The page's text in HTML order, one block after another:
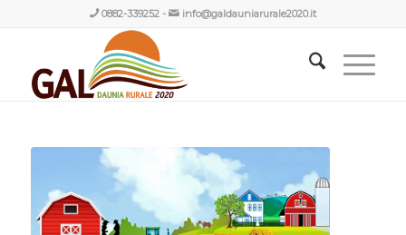
0882-339252- info@galdauniarurale2020.it